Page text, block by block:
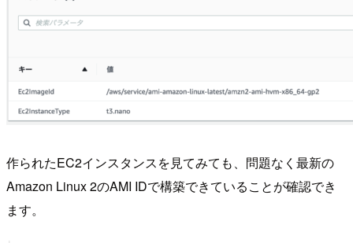
作られたEC2インスタンスを見てみても、問題なく最新の
Amazon Linux 2のAMI IDで構築できていることが確認でき
ます。